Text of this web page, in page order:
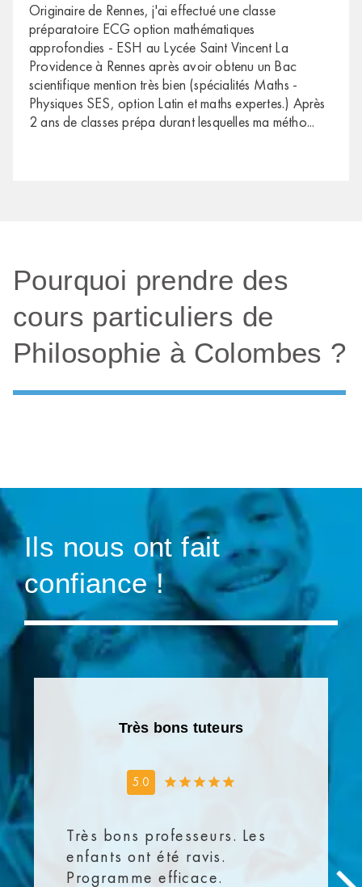
Originaire de Rennes, j'ai effectué une classe
préparatoire ECG option mathématiques
approfondies - ESH au Lycée Saint Vincent La
Providence à Rennes après avoir obtenu un Bac
scientifique mention très bien (spécialités Maths -
Physiques SES, option Latin et maths expertes.) Après
2 ans de classes prépa durant lesquelles ma métho...
Pourquoi prendre des
cours particuliers de
Philosophie à Colombes ?
Ils nous ont fait
confiance !
Très bons tuteurs
5.0
Très bons professeurs. Les
enfants ont été ravis.
Programme efficace.